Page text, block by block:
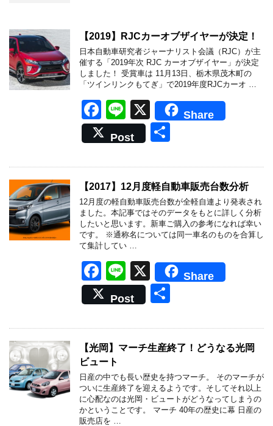
【2019】RJCカーオブザイヤーが決定！
日本自動車研究者ジャーナリスト会議（RJC）が主
催する「2019年次 RJC カーオブザイヤー」が決定
しました！ 受賞車は 11月13日、栃木県茂木町の
「ツインリンクもてぎ」で2019年度RJCカーオ …
F
a
c
e
b
o
o
k
Li
n
e
X
Share
Post
【2017】12月度軽自動車販売台数分析
12月度の軽自動車販売台数が全軽自連より発表され
ました。本記事ではそのデータをもとに詳しく分析
したいと思います。新車ご購入の参考になれば幸い
です。 ※通称名については同一車名のものを合算し
て集計してい …
F
a
c
e
b
o
o
k
Li
n
e
X
Share
Post
【光岡】マーチ生産終了！どうなる光岡
ビュート
日産の中でも長い歴史を持つマーチ。 そのマーチが
ついに生産終了を迎えるようです。そしてそれ以上
に心配なのは光岡・ビュートがどうなってしまうの
かということです。 マーチ 40年の歴史に幕 日産の
販売店を …